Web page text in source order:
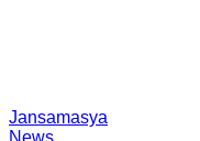
Jansamasya
News